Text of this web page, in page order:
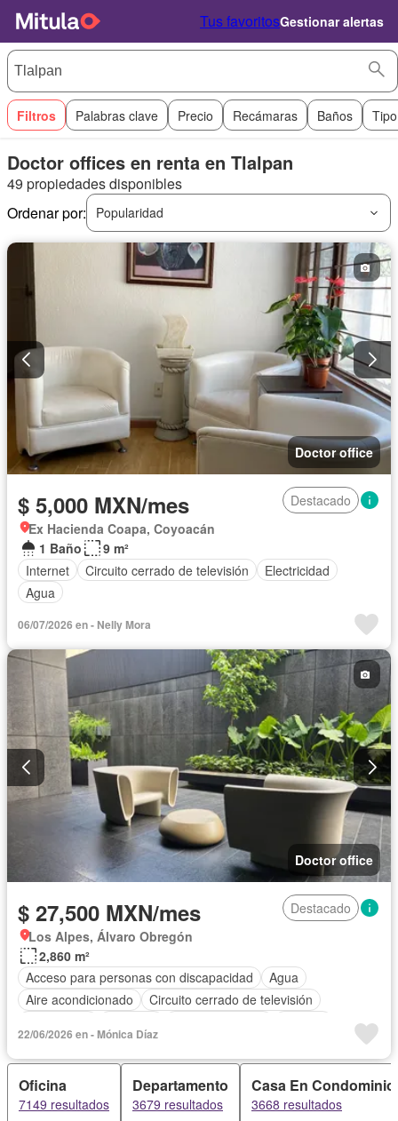
Tus favoritosGestionar alertas
Filtros Palabras clave Precio Recámaras Baños
Doctor offices en renta en Tlalpan
49 propiedades disponibles
Ordenar por:
Popularidad
Doctor office
$ 5,000 MXN/mes
Destacado
Ex Hacienda Coapa, Coyoacán
1 Baño
9 m²
Internet
Circuito cerrado de televisión
Electricidad
Agua
06/07/2026 en - Nelly Mora
Doctor office
$ 27,500 MXN/mes
Destacado
Los Alpes, Álvaro Obregón
2,860 m²
Acceso para personas con discapacidad
Agua
Aire acondicionado
Circuito cerrado de televisión
Jardín
Seguridad Terraza
22/06/2026 en - Mónica Díaz
Oficina
7149 resultados
Departamento
3679 resultados
Casa En Condominio
3668 resultados